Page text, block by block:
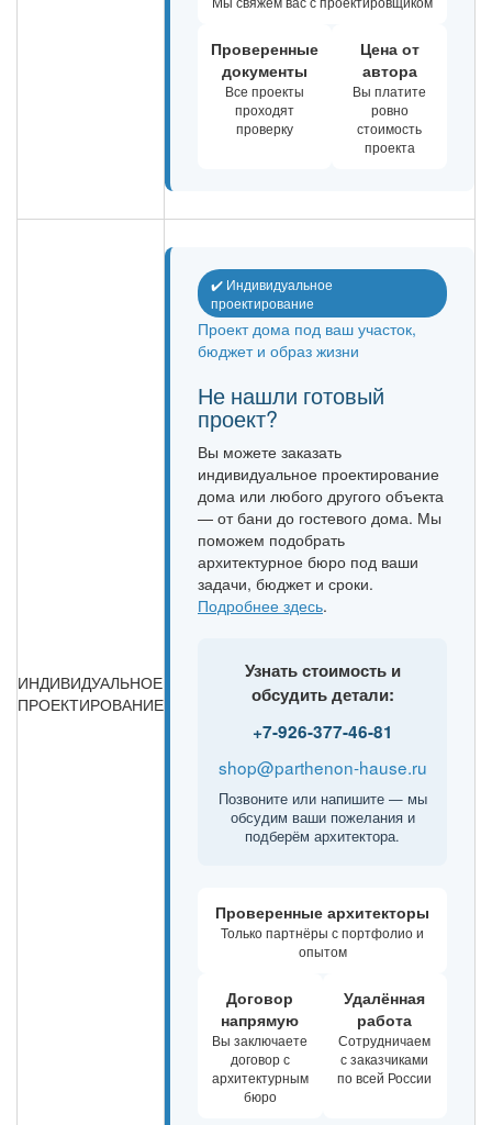
Проверенные
документы
Все проекты
проходят
проверку
Цена от
автора
Вы платите
ровно
стоимость
проекта
ИНДИВИДУАЛЬНОЕ
ПРОЕКТИРОВАНИЕ
✔️ Индивидуальное
проектирование
Проект дома под ваш участок,
бюджет и образ жизни
Не нашли готовый
проект?
Вы можете заказать
индивидуальное проектирование
дома или любого другого объекта
— от бани до гостевого дома. Мы
поможем подобрать
архитектурное бюро под ваши
задачи, бюджет и сроки.
Подробнее здесь.
Узнать стоимость и
обсудить детали:
+7-926-377-46-81
shop@parthenon-hause.ru
Позвоните или напишите — мы
обсудим ваши пожелания и
подберём архитектора.
Проверенные архитекторы
Только партнёры с портфолио и
опытом
Договор
напрямую
Вы заключаете
договор с
архитектурным
бюро
Удалённая
работа
Сотрудничаем
с заказчиками
по всей России